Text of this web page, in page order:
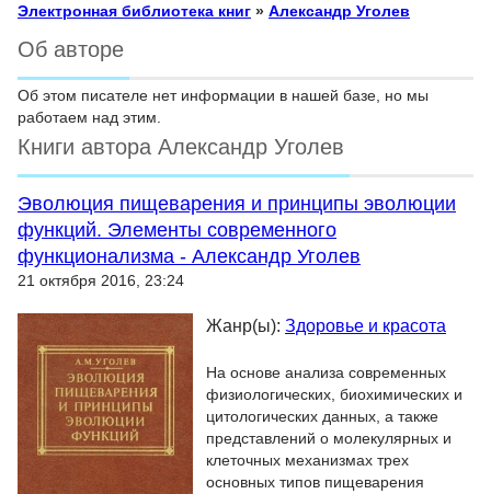
Электронная библиотека книг » Александр Уголев
Об авторе
Об этом писателе нет информации в нашей базе, но мы
работаем над этим.
Книги автора Александр Уголев
Эволюция пищеварения и принципы эволюции
функций. Элементы современного
функционализма - Александр Уголев
21 октября 2016, 23:24
Жанр(ы): Здоровье и красота
На основе анализа современных
физиологических, биохимических и
цитологических данных, а также
представлений о молекулярных и
клеточных механизмах трех
основных типов пищеварения